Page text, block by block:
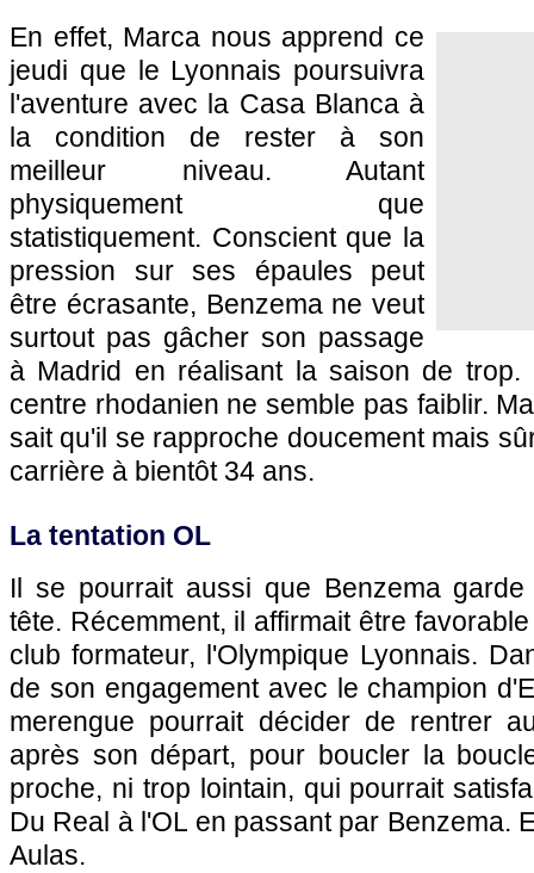
En effet, Marca nous apprend ce
jeudi que le Lyonnais poursuivra
l'aventure avec la Casa Blanca à
la condition de rester à son
meilleur niveau. Autant
physiquement que
statistiquement. Conscient que la
pression sur ses épaules peut
être écrasante, Benzema ne veut
surtout pas gâcher son passage
à Madrid en réalisant la saison de trop.
centre rhodanien ne semble pas faiblir.
sait qu'il se rapproche doucement mais
carrière à bientôt 34 ans.
La tentation OL
Il se pourrait aussi que Benzema
tête. Récemment, il affirmait être
club formateur, l'Olympique Lyonnais.
de son engagement avec le champion
merengue pourrait décider de rentrer
après son départ, pour boucler la
proche, ni trop lointain, qui pourrait
Du Real à l'OL en passant par Benzema.
Aulas.